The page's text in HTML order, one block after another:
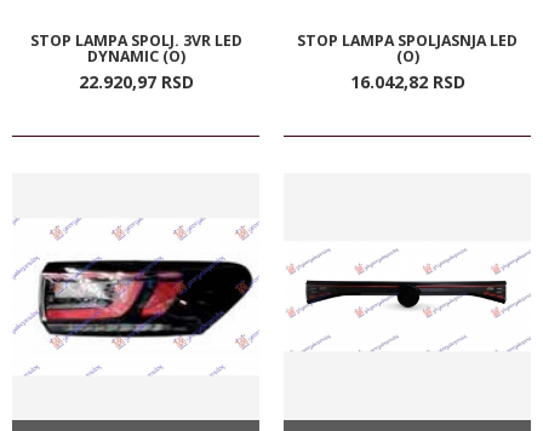
STOP LAMPA SPOLJ. 3VR LED
DYNAMIC (O)
22.920,97 RSD
STOP LAMPA SPOLJASNJA LED
(O)
16.042,82 RSD